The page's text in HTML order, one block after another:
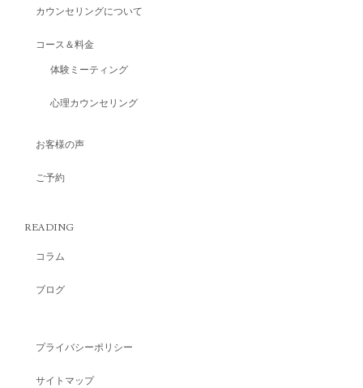
カウンセリングについて
コース＆料金
体験ミーティング
心理カウンセリング
お客様の声
ご予約
READING
コラム
ブログ
プライバシーポリシー
サイトマップ